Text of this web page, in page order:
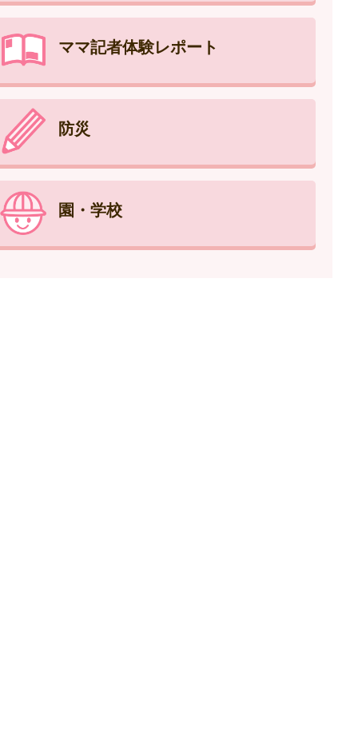
ママ記者体験レポート
防災
園・学校